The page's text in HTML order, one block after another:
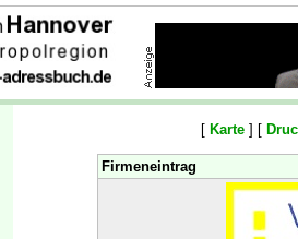
[ Karte ] [
Firmeneintrag